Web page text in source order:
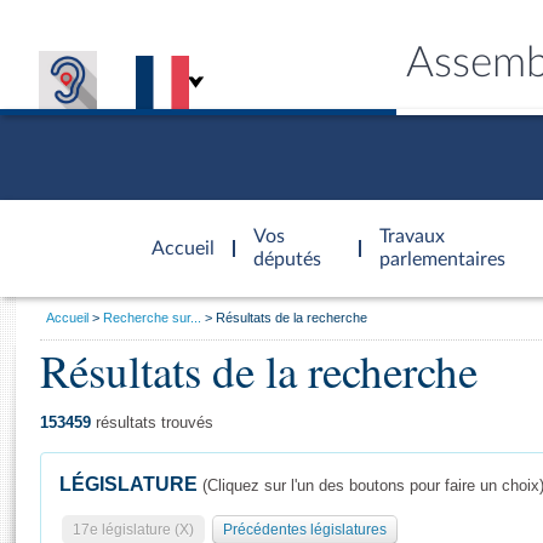
Accueil
d'accueil
Vos
députés
Travaux
parlementaires
Général
Vous
Accueil Recherche sur... Résultats de la recherche
Résultats de la recherche
153459 résultats trouvés
LÉGISLATURE (Cliquez sur l'un des boutons pour faire un choix)
17e législature (X) Précédentes législatures